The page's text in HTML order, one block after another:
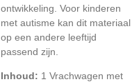
ontwikkeling. Voor kinderen
met autisme kan dit materiaal
op een andere leeftijd
passend zijn.
Inhoud: 1 Vrachwagen met